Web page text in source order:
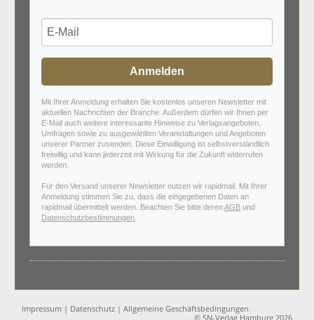
Anmelden
Mit Ihrer Anmeldung erhalten Sie kostenlos unseren Newsletter mit
aktuellen Nachrichten der Branche. Außerdem dürfen wir Ihnen per
E-Mail auch weitere interessante Hinweise zu Verlagsangeboten,
Umfragen sowie zu ausgewählten Veranstaltungen und Angeboten
unserer Partner zusenden. Diese Einwilligung ist selbstverständlich
freiwillig und kann jederzeit mit Wirkung für die Zukunft widerrufen
werden.
Für den Versand unserer Newsletter nutzen wir rapidmail. Mit Ihrer
Anmeldung stimmen Sie zu, dass die eingegebenen Daten an
rapidmail übermittelt werden. Beachten Sie bitte derenAGB und
Datenschutzbestimmungen
Impressum | Datenschutz |Allgemeine Geschäftsbedingungen
© SN-Verlag Hamburg 2026